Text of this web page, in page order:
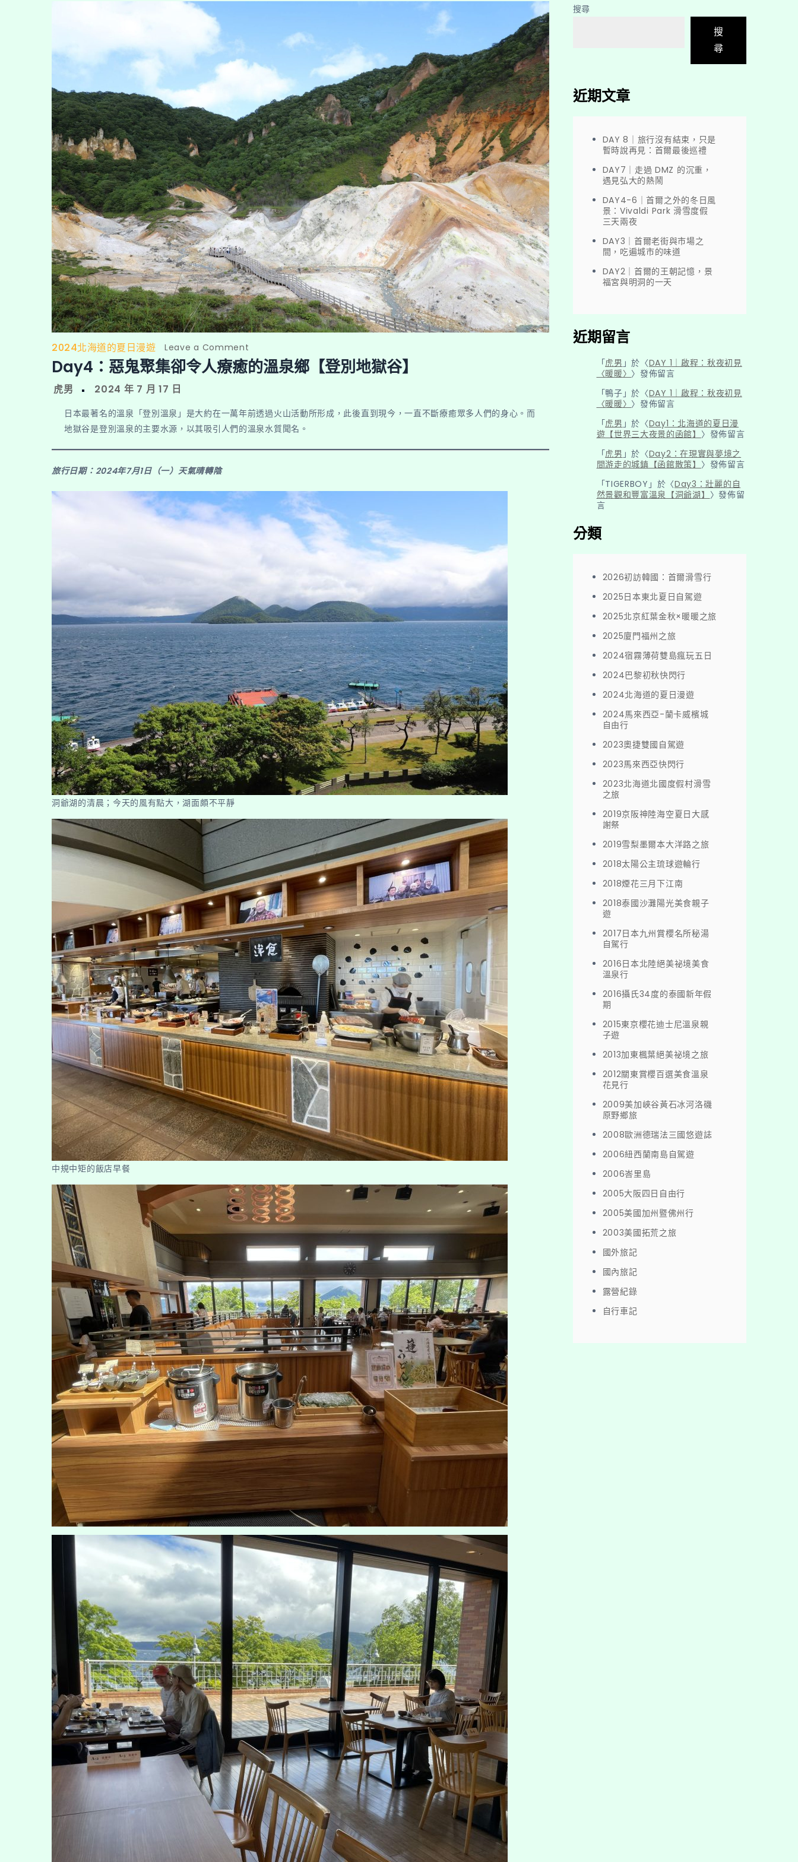
2024北海道的夏日漫遊 Leave a Comment
Day4：
聚
集
溫
地
獄
谷】
Day4：惡鬼聚集卻令人療癒的溫泉鄉【登別地獄谷】
日本最著名的溫泉「登別溫泉」是大約在一萬年前透過火山活動所形成，此後直到現今，一直不斷療癒眾多人們的身心。而
地獄谷是登別溫泉的主要水源，以其吸引人們的溫泉水質聞名。
旅行日期：2024年7月1日（一） 天氣晴轉陰
洞爺湖的清晨；今天的風有點大，湖面頗不平靜
中規中矩的飯店早餐
搜尋
搜
尋
近期文章
DAY 8｜旅行沒有結束，只是
暫時說再見：首爾最後巡禮
DAY7｜走過 DMZ 的沉重，
遇見弘大的熱鬧
DAY4-6｜首爾之外的冬日風
景：Vivaldi Park 滑雪度假
三天兩夜
DAY3｜首爾老街與市場之
間，吃遍城市的味道
DAY2｜首爾的王朝記憶，景
福宮與明洞的一天
近期留言
「虎男 」於〈DAY 1｜啟程：秋夜初見
〈暖暖〉 〉發佈留言
「鴨子 」於〈DAY 1｜啟程：秋夜初見
〈暖暖〉 〉發佈留言
「虎男 」於〈Day1：北海道的夏日漫
遊【世界三大夜景的函館】 〉發佈留言
「虎男 」於〈Day2：在現實與夢境之
間游走的城鎮【函館散策】 〉發佈留言
「TIGERBOY 」於〈Day3：壯麗的自
然景觀和豐富溫泉【洞爺湖】 〉發佈留
言
分類
2026初訪韓國：首爾滑雪行
2025日本東北夏日自駕遊
2025北京紅葉金秋×暖暖之旅
2025廈門福州之旅
2024宿霧薄荷雙島瘋玩五日
2024巴黎初秋快閃行
2024北海道的夏日漫遊
2024馬來西亞-蘭卡威檳城
自由行
2023奧捷雙國自駕遊
2023馬來西亞快閃行
2023北海道北國度假村滑雪
之旅
2019京阪神陸海空夏日大感
謝祭
2019雪梨墨爾本大洋路之旅
2018太陽公主琉球遊輪行
2018煙花三月下江南
2018泰國沙灘陽光美食親子
遊
2017日本九州賞櫻名所秘湯
自駕行
2016日本北陸絕美祕境美食
溫泉行
2016攝氏34度的泰國新年假
期
2015東京櫻花迪士尼溫泉親
子遊
2013加東楓葉絕美祕境之旅
2012關東賞櫻百選美食溫泉
花見行
2009美加峽谷黃石冰河洛磯
原野鄉旅
2008歐洲德瑞法三國悠遊誌
2006紐西蘭南島自駕遊
2006峇里島
2005大阪四日自由行
2005美國加州暨佛州行
2003美國拓荒之旅
國外旅記
國內旅記
露營紀錄
自行車記